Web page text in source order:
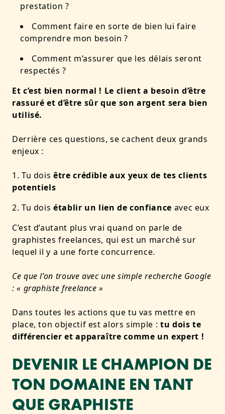
prestation ?
Comment faire en sorte de bien lui faire
comprendre mon besoin ?
Comment m’assurer que les délais seront
respectés ?
Et c’est bien normal ! Le client a besoin d’être
rassuré et d’être sûr que son argent sera bien
utilisé.
Derrière ces questions, se cachent deux grands
enjeux :
Tu doisêtre crédible aux yeux de tes clients
potentiels
Tu doisétablir un lien de confiance avec eux
C’est d’autant plus vrai quand on parle de
graphistes freelances, qui est un marché sur
lequel il y a une forte concurrence.
Ce que l’on trouve avec une simple recherche Google
: « graphiste freelance »
Dans toutes les actions que tu vas mettre en
place, ton objectif est alors simple : tu dois te
différencier et apparaître comme un expert !
DEVENIR LE CHAMPION DE
TON DOMAINE EN TANT
QUE GRAPHISTE